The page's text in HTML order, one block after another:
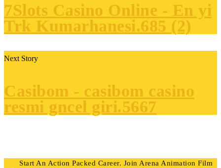
7Slots Casino Online - En yi
Trk Kumarhanesi.685 (2)
Next Story
Casibom - casibom casino
resmi gncel giri.5667
Start An Action Packed Career. Join Arena Animation Film